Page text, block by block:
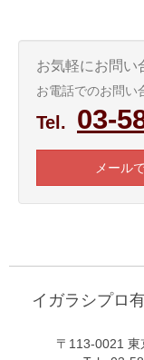
お気軽にお問い
お電話でのお問い
Tel. 03-
メール
イガラシプロ
〒113-0021 東